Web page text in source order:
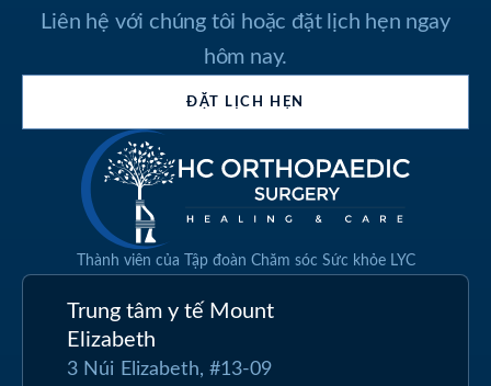
Liên hệ với chúng tôi hoặc đặt lịch hẹn ngay
hôm nay.
ĐẶT LỊCH HẸN
Thành viên của Tập đoàn Chăm sóc Sức khỏe LYC
Trung tâm y tế Mount
Elizabeth
3 Núi Elizabeth, #13-09